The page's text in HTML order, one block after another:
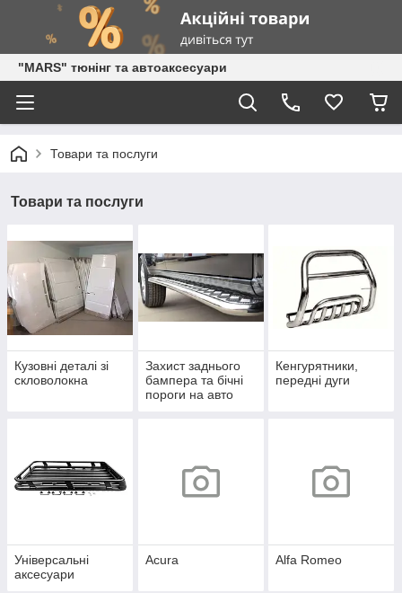
"MARS" тюнінг та автоаксесуари
Товари та послуги
Товари та послуги
Кузовні деталі зі
скловолокна
Захист заднього
бампера та бічні
пороги на авто
Кенгурятники,
передні дуги
Універсальні
аксесуари
Acura Alfa Romeo